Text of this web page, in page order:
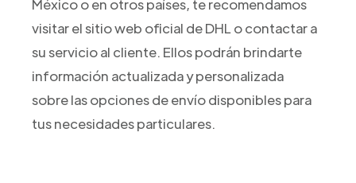
México o en otros países, te recomendamos
visitar el sitio web oficial de DHL o contactar a
su servicio al cliente. Ellos podrán brindarte
información actualizada y personalizada
sobre las opciones de envío disponibles para
tus necesidades particulares.